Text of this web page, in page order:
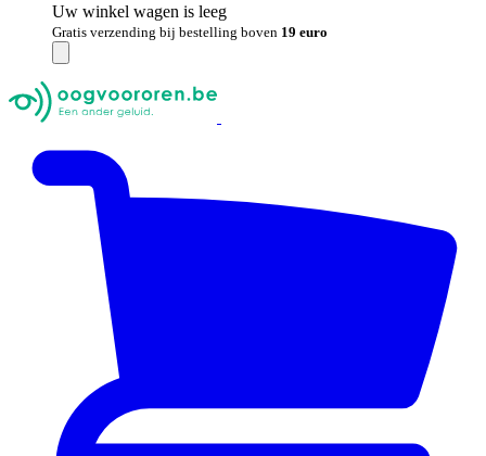
Uw winkel wagen is leeg
Gratis verzending bij bestelling boven 19 euro